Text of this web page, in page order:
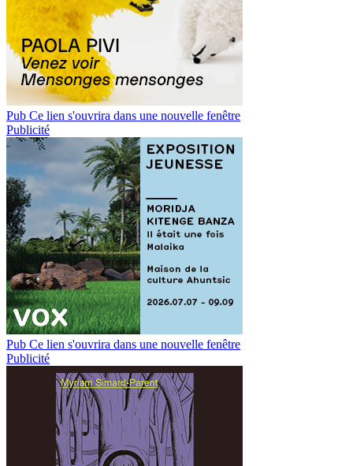
Pub Ce lien s'ouvrira dans une nouvelle fenêtre
Publicité
Pub Ce lien s'ouvrira dans une nouvelle fenêtre
Publicité